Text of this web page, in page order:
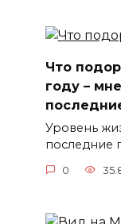
Что
году –
Уровень
последние
0